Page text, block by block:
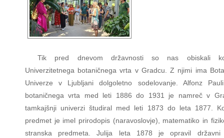
Tik pred dnevom državnosti so nas obiskali
Univerzitetnega botaničnega vrta v Gradcu. Z njimi ima
Univerze v Ljubljani dolgoletno sodelovanje. Alfonz
botaničnega vrta med leti 1886 do 1931 je namreč v
tamkajšnji univerzi študiral med leti 1873 do leta 1877.
predmet je imel prirodopis (naravoslovje), matematiko in
stranska predmeta. Julija leta 1878 je opravil